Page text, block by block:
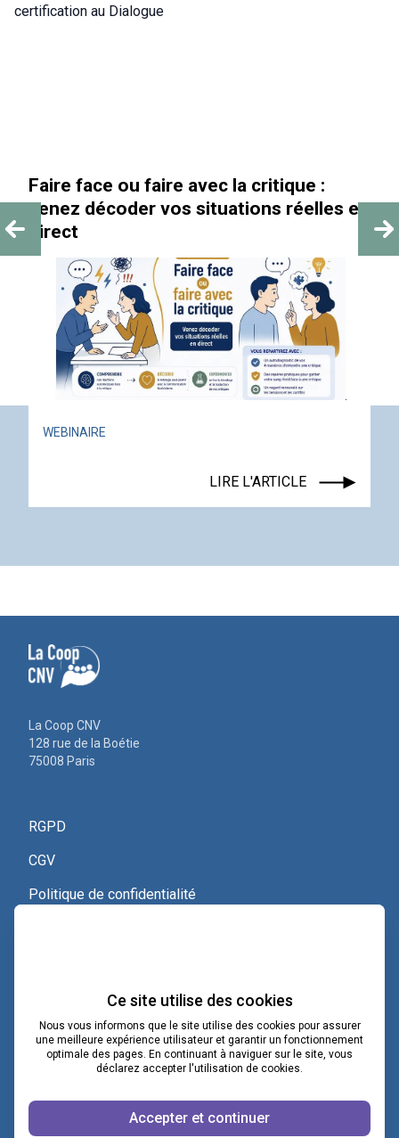
certification au Dialogue
en
« Au-delà des paillettes »
ACTUALITÉ ÉVÉNEMENT
La Coop CNV
128 rue de la Boétie
75008 Paris
RGPD
CGV
Politique de confidentialité
Voir le certificat Qualiopi
contact@lacoopcnv.com
La page Linkedin de La Coop CNV
Ce site utilise des cookies
Nous vous informons que le site utilise des cookies pour assurer
une meilleure expérience utilisateur et garantir un fonctionnement
optimale des pages. En continuant à naviguer sur le site, vous
déclarez accepter l'utilisation de cookies.
Accepter et continuer